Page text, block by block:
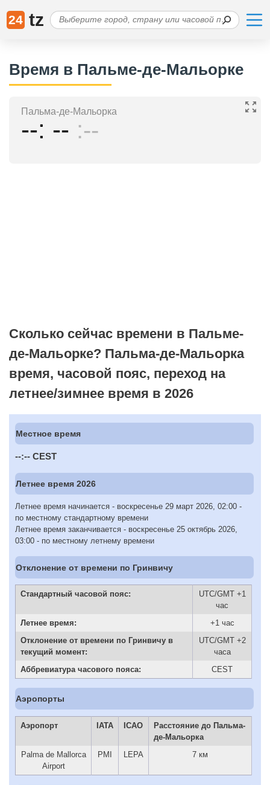
24 tz
Время в Пальме-де-Мальорке
Пальма-де-Мальорка
-- -- --
Сколько сейчас времени в Пальме-
де-Мальорке? Пальма-де-Мальорка
время, часовой пояс, переход на
летнее/зимнее время в 2026
Местное время
--:-- CEST
Летнее время 2026
Летнее время начинается - воскресенье 29 март 2026, 02:00 -
по местному стандартному времени
Летнее время заканчивается - воскресенье 25 октябрь 2026,
03:00 - по местному летнему времени
Отклонение от времени по Гринвичу
Стандартный часовой пояс:
UTC/GMT +1
час
Летнее время:
+1 час
Отклонение от времени по Гринвичу в
текущий момент:
UTC/GMT +2
часа
Аббревиатура часового пояса:
CEST
Аэропорты
Аэропорт IATA ICAO
Расстояние до Пальма-
де-Мальорка
Palma de Mallorca
Airport
PMI LEPA 7 км